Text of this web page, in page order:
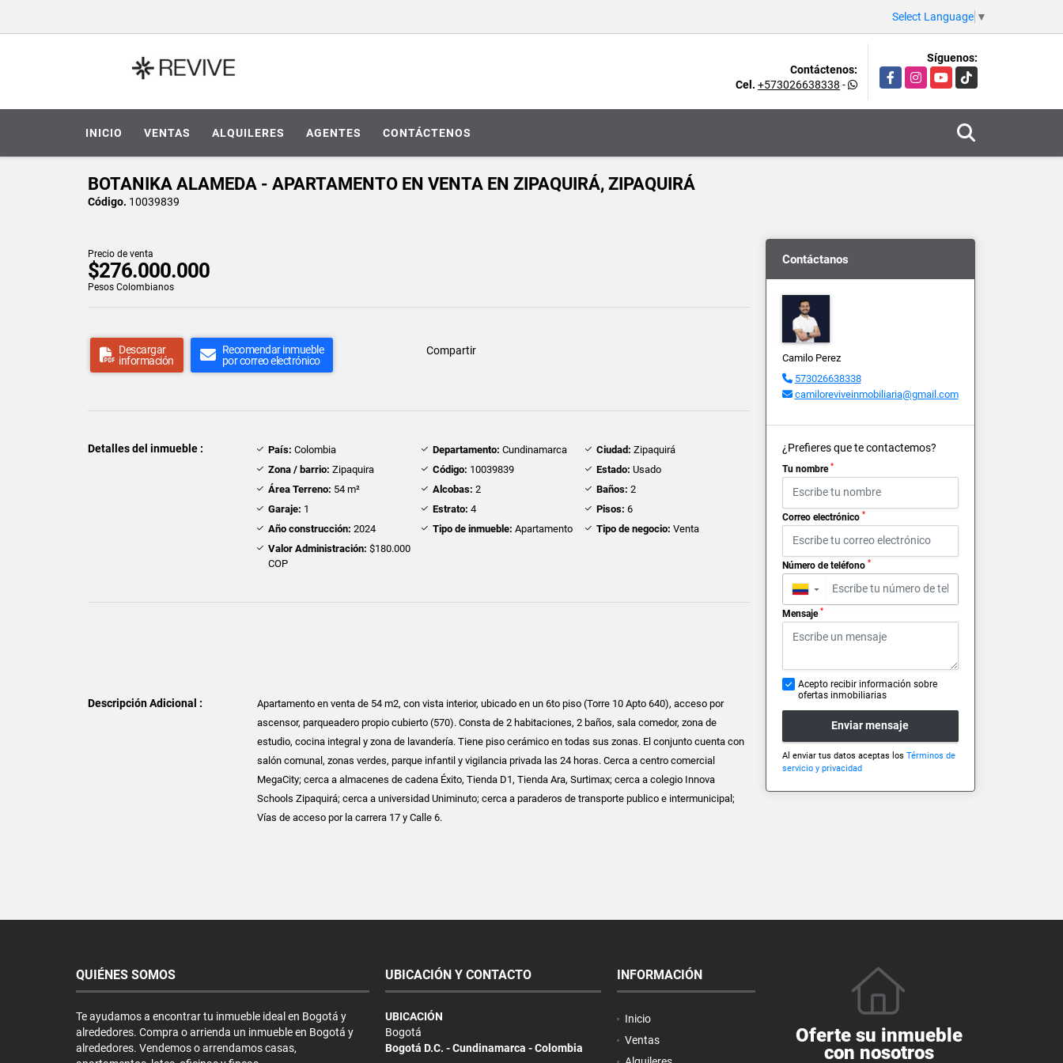
Select Language ▼
Contáctenos:
Cel. +573026638338 -
Síguenos:
FacebookInstagramYouTubeTikTok
INICIO VENTAS ALQUILERES AGENTES CONTÁCTENOS
BOTANIKA ALAMEDA - APARTAMENTO EN VENTA EN ZIPAQUIRÁ, ZIPAQUIRÁ
Código. 10039839
Precio de venta
$276.000.000
Pesos Colombianos
Descargar
información
Recomendar inmueble
por correo electrónico
Compartir
Detalles del inmueble : País: Colombia Departamento: Cundinamarca Ciudad: Zipaquirá
Zona / barrio: Zipaquira Código: 10039839 Estado: Usado
Área Terreno: 54 m² Alcobas: 2 Baños: 2
Garaje: 1 Estrato: 4 Pisos: 6
Año construcción: 2024 Tipo de inmueble: Apartamento Tipo de negocio: Venta
Valor Administración: $180.000
COP
Descripción Adicional :
Apartamento en venta de 54 m2, con vista interior, ubicado en un 6to piso (Torre 10 Apto 640), acceso por
ascensor, parqueadero propio cubierto (570). Consta de 2 habitaciones, 2 baños, sala comedor, zona de
estudio, cocina integral y zona de lavandería. Tiene piso cerámico en todas sus zonas. El conjunto cuenta con
salón comunal, zonas verdes, parque infantil y vigilancia privada las 24 horas. Cerca a centro comercial
MegaCity; cerca a almacenes de cadena Éxito, Tienda D1, Tienda Ara, Surtimax; cerca a colegio Innova
Schools Zipaquirá; cerca a universidad Uniminuto; cerca a paraderos de transporte publico e intermunicipal;
Vías de acceso por la carrera 17 y Calle 6.
Contáctanos
Camilo Perez
573026638338
camiloreviveinmobiliaria@gmail.com
¿Prefieres que te contactemos?
Tu nombre *
Correo electrónico *
Número de teléfono *
▼
Mensaje *
Acepto recibir información sobre
ofertas inmobiliarias
Enviar mensaje
Al enviar tus datos aceptas los Términos de
servicio y privacidad
QUIÉNES SOMOS
Te ayudamos a encontrar tu inmueble ideal en Bogotá y
alrededores. Compra o arrienda un inmueble en Bogotá y
alrededores. Vendemos o arrendamos casas,
UBICACIÓN Y CONTACTO
UBICACIÓN
Bogotá
Bogotá D.C. - Cundinamarca - Colombia
INFORMACIÓN
Inicio
Ventas
Oferte su inmueble
con nosotros